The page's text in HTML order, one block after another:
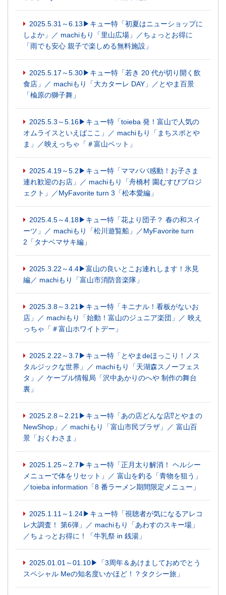
2025.5.31～6.13▶キュー特「初夏はニューショップに
しよか」／ machiもり「里山広場」／ちょっとお得に
「雨でも安心 親子で楽しめる無料施設」
2025.5.17～5.30▶キュー特「若き 20 代が切り開く飲
食店」／ machiもり「大カターレ DAY」／とやま百景
「楡原の獅子舞」
2025.5.3～5.16▶キュー特「toieba 発！富山で人気の
オムライスといえばここ」／ machiもり「まちスポとや
ま」／映えっちゃ「＃富山ペット」
2025.4.19～5.2▶キュー特「ママパパ感動！お子さま
連れ歓迎のお店」／ machiもり「舟橋村 園むすびプロジ
ェクト」／MyFavorite turn 3「松本愛編」
2025.4.5～4.18▶キュー特「花より団子？ 春の和スイ
ーツ」／ machiもり「松川遊覧船」／MyFavorite turn
2「タナベマサキ編」
2025.3.22～4.4▶富山の良いとこお連れします！氷見
編／ machiもり「富山市消防音楽隊」
2025.3.8～3.21▶キュー特「キニナル！看板がないお
店」／ machiもり「始動！富山のジュニア楽団」／ 映え
っちゃ「＃富山ホワイトデー」
2025.2.22～3.7▶キュー特「とやまdeほっこり！ノス
タルジックな世界」／ machiもり「天湖森スノーフェス
タ」／ ケーブル情報局「沢中あかりのへや 制作の舞台
裏」
2025.2.8～2.21▶キュー特「あの店どんな店⁉とやまの
NewShop」／ machiもり「富山市民プラザ」／ 富山百
景「おくわさま」
2025.1.25～2.7▶キュー特「正月太り解消！ ヘルシー
メニューで体をリセット」／ 富山を釣る「青物を狙う」
／toieba information「8 番ラーメン期間限定メニュー」
2025.1.11～1.24▶キュー特「視聴者が気になるアレコ
レ大調査！ 第6弾」／ machiもり「あわすのスキー場」
／ちょっとお得に！「牛乳祭 in 銭湯」
2025.01.01～01.10▶「3周年＆あけましておめでとう
スペシャル Meの知名度いかほど！？タクシー旅」